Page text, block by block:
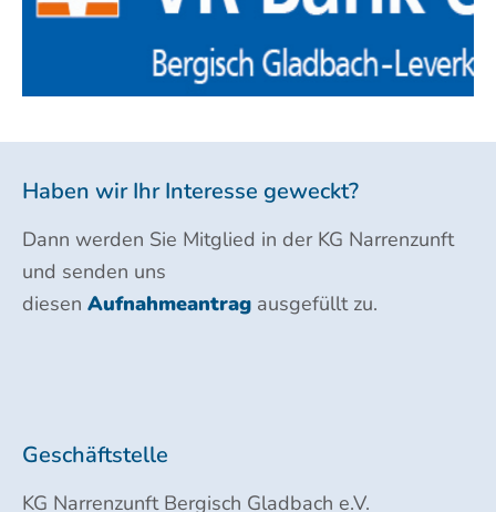
Haben wir Ihr Interesse geweckt?
Dann werden Sie Mitglied in der KG Narrenzunft
und senden uns
diesen Aufnahmeantrag ausgefüllt zu.
Geschäftstelle
KG Narrenzunft Bergisch Gladbach e.V.